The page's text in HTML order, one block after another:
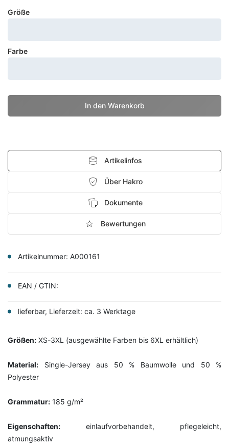
Größe
Farbe
Artikelinfos
Über Hakro
Dokumente
Bewertungen
Artikelnummer: A000161
EAN / GTIN:
lieferbar, Lieferzeit: ca. 3 Werktage
Größen: XS-3XL (ausgewählte Farben bis 6XL erhältlich)
Material: Single-Jersey aus 50 % Baumwolle und 50 %
Polyester
Grammatur: 185 g/m²
Eigenschaften: einlaufvorbehandelt, pflegeleicht,
atmungsaktiv